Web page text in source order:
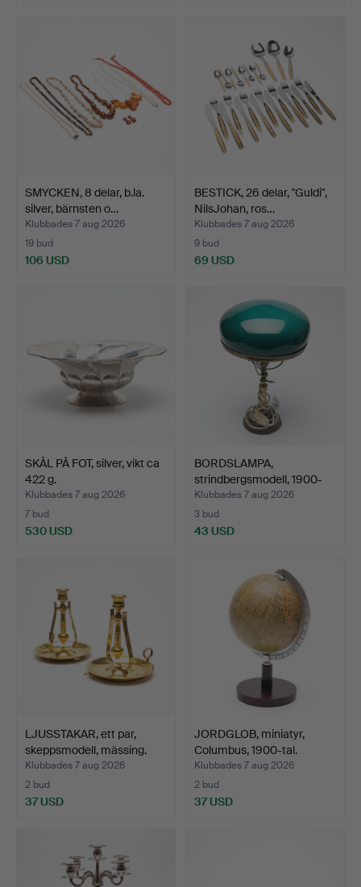
SMYCKEN, 8 delar, b.la.
silver, bärnsten o…
Klubbades 7 aug 2026
19 bud
106 USD
BESTICK, 26 delar, "Guldi",
NilsJohan, ros…
Klubbades 7 aug 2026
9 bud
69 USD
SKÅL PÅ FOT, silver, vikt ca
422 g.
Klubbades 7 aug 2026
7 bud
530 USD
BORDSLAMPA,
strindbergsmodell, 1900-
talets…
Klubbades 7 aug 2026
3 bud
43 USD
LJUSSTAKAR, ett par,
skeppsmodell, mässing.
Klubbades 7 aug 2026
2 bud
37 USD
JORDGLOB, miniatyr,
Columbus, 1900-tal.
Klubbades 7 aug 2026
2 bud
37 USD